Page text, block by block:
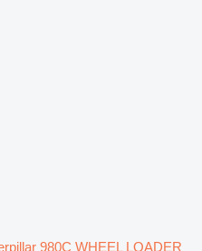
980C WHEEL LOADER